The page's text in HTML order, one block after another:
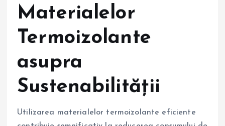
Materialelor
Termoizolante
asupra
Sustenabilității
Utilizarea materialelor termoizolante eficiente